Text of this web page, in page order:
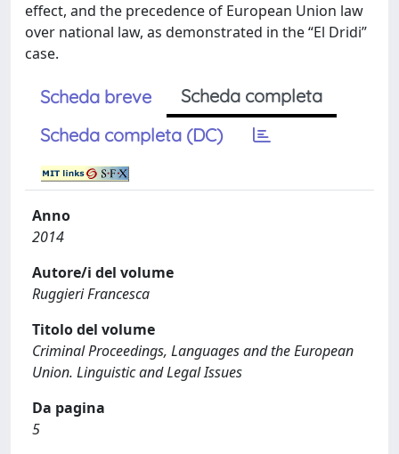
effect, and the precedence of European Union law
over national law, as demonstrated in the “El Dridi”
case.
Scheda breve
Scheda completa
Scheda completa (DC)
Anno
2014
Autore/i del volume
Ruggieri Francesca
Titolo del volume
Criminal Proceedings, Languages and the European
Union. Linguistic and Legal Issues
Da pagina
5